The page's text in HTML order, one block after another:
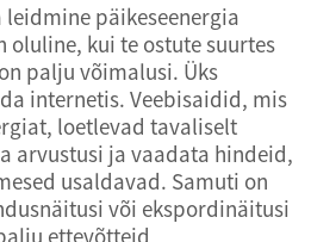
päikeseenergia
oluline, kui te ostute suurtes
palju võimalusi. Üks
internetis. Veebisaidid, mis
loetlevad tavaliselt
arvustusi ja vaadata hindeid,
usaldavad. Samuti on
või ekspordinäitusi
ettevõtteid